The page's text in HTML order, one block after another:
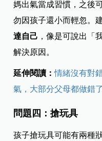
媽出氣當成習慣，之後
勿因孩子還小而輕忽。
達自己 ，像是可說出「
解決原因。
延伸閱讀：情緒沒有對
氣，大部分父母都做錯了
問題四：搶玩具
孩子搶玩具可能有兩種